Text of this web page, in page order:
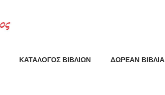
ΚΑΤΑΛΟΓΟΣ ΒΙΒΛΙΩΝ ΔΩΡΕΑΝ ΒΙΒΛΙΑ